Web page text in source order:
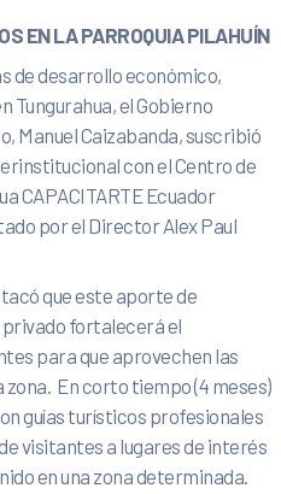
EN LA PARROQUIA PILAHUÍN
de desarrollo económico,
Tungurahua, el Gobierno
Manuel Caizabanda, suscribió
con el Centro de
CAPACITARTE Ecuador
por el Director Alex Paul
que este aporte de
fortalecerá el
para que aprovechen las
En corto tiempo (4 meses)
guías turísticos profesionales
visitantes a lugares de interés
en una zona determinada.